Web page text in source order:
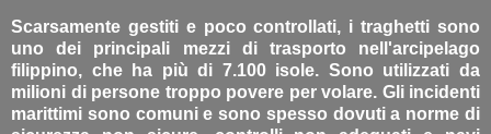
Scarsamente gestiti e poco controllati, i traghetti sono
uno dei principali mezzi di trasporto nell'arcipelago
filippino, che ha più di 7.100 isole. Sono utilizzati da
milioni di persone troppo povere per volare. Gli incidenti
marittimi sono comuni e sono spesso dovuti a norme di